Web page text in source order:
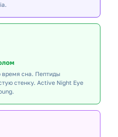
время сна. Пептиды
стенку. Active Night Eye